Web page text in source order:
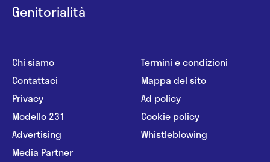
Genitorialità
Chi siamo
Contattaci
Privacy
Modello 231
Advertising
Media Partner
Termini e condizioni
Mappa del sito
Ad policy
Cookie policy
Whistleblowing